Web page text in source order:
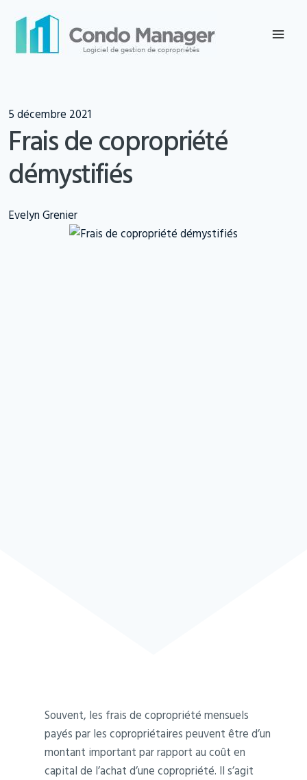
content
5 décembre 2021
Frais de copropriété
démystifiés
Evelyn Grenier
Souvent, les frais de copropriété mensuels
payés par les copropriétaires peuvent être d’un
montant important par rapport au coût en
capital de l’achat d’une copropriété. Il s’agit